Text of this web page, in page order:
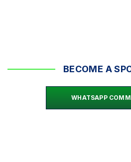
BECOME A
WHATSAPP